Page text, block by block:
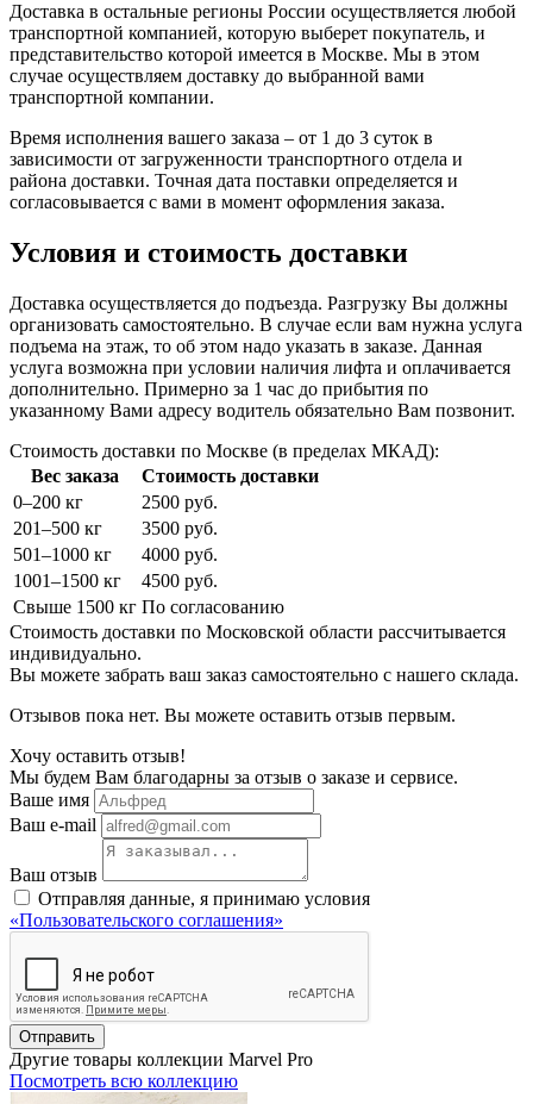
Доставка в остальные регионы России осуществляется любой
транспортной компанией, которую выберет покупатель, и
представительство которой имеется в Москве. Мы в этом
случае осуществляем доставку до выбранной вами
транспортной компании.
Время исполнения вашего заказа – от 1 до 3 суток в
зависимости от загруженности транспортного отдела и
района доставки. Точная дата поставки определяется и
согласовывается с вами в момент оформления заказа.
Условия и стоимость доставки
Доставка осуществляется до подъезда. Разгрузку Вы должны
организовать самостоятельно. В случае если вам нужна услуга
подъема на этаж, то об этом надо указать в заказе. Данная
услуга возможна при условии наличия лифта и оплачивается
дополнительно. Примерно за 1 час до прибытия по
указанному Вами адресу водитель обязательно Вам позвонит.
Стоимость доставки по Москве (в пределах МКАД):
Вес заказа
Стоимость доставки
0–200 кг
2500 руб.
201–500 кг
3500 руб.
501–1000 кг
4000 руб.
1001–1500 кг
4500 руб.
Свыше 1500 кг По согласованию
Стоимость доставки по Московской области рассчитывается
индивидуально.
Вы можете забрать ваш заказ самостоятельно с нашего склада.
Отзывов пока нет. Вы можете оставить отзыв первым.
Хочу оставить отзыв!
Мы будем Вам благодарны за отзыв о заказе и сервисе.
Ваше имя
Ваш e-mail
Ваш отзыв
Отправляя данные, я принимаю условия
«Пользовательского соглашения»
Отправить
Другие товары коллекции Marvel Pro
Посмотреть всю коллекцию